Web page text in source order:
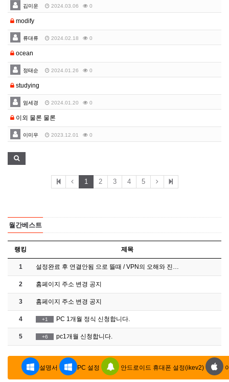
김미운 2024.03.06 0
modify
류대류 2024.02.18 0
ocean
정태순 2024.01.26 0
studying
엄세경 2024.01.20 0
이외 물론 물론
이미우 2023.12.01 0
1 2 3 4 5
월간베스트
랭킹 제목
1 설정완료 후 연결안됨 으로 뜰때 / VPN의 오해와 진…
2 홈페이지 주소 변경 공지
3 홈페이지 주소 변경 공지
4 +1 PC 1개월 정식 신청합니다.
5 +6 pc1개월 신청합니다.
설명서 PC 설정 안드로이드 휴대폰 설정(ikev2)